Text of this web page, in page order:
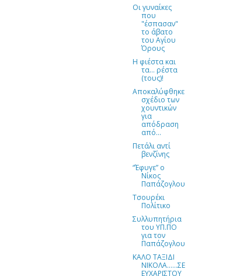
Οι γυναίκες
που
"έσπασαν"
το άβατο
του Αγίου
Όρους
Η φιέστα και
τα… ρέστα
(τους)!
Αποκαλύφθηκε
σχέδιο των
χουντικών
για
απόδραση
από...
Πετάλι αντί
βενζίνης
“Έφυγε” ο
Νίκος
Παπάζογλου
Τσουρέκι
Πολίτικο
Συλλυπητήρια
του ΥΠ.ΠΟ
για τον
Παπάζογλου
ΚΑΛΟ ΤΑΞΙΔΙ
ΝΙΚΟΛΑ......ΣΕ
ΕΥΧΑΡΙΣΤΟΥ